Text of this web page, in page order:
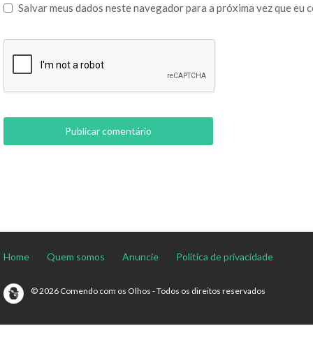
Salvar meus dados neste navegador para a próxima vez que eu
Home Quem somos Anuncie Política de privacidade
© 2026 Comendo com os Olhos - Todos os direitos reservados